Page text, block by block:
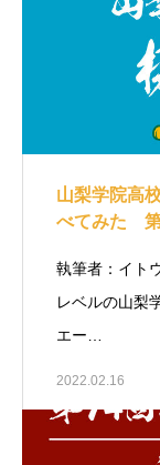
山梨学院高
べてみた
執筆者：イト
レベルの山梨
エー…
2022.02.16